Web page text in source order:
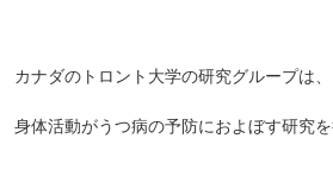
カナダのトロント大学の研究グループは、
身体活動がうつ病の予防におよぼす研究を